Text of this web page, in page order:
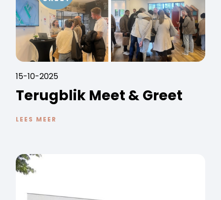
15-10-2025
Terugblik Meet & Greet
LEES MEER